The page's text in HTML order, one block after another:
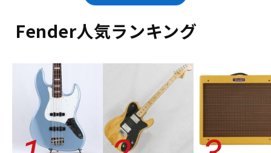
キーボード 電子ピアノ
管楽器 その他楽器
アンプ エフェクター
Fender Japanのカテゴリ
楽器アクセサリ
ユーズド ヴィンテージ ALL
Fender人気ランキング